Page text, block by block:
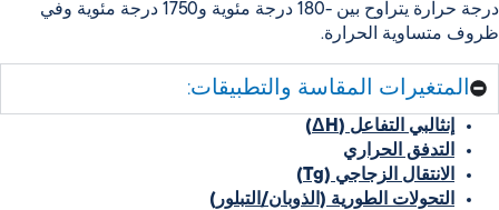
درجة حرارة يتراوح بين -180 درجة مئوية و1750 درجة مئوية
وفي
ظروف متساوية الحرارة.
المتغيرات المقاسة والتطبيقات:
إنثالبي التفاعل (ΔH)
التدفق الحراري
الانتقال الزجاجي (Tg)
التحولات الطورية (الذوبان/التبلور)